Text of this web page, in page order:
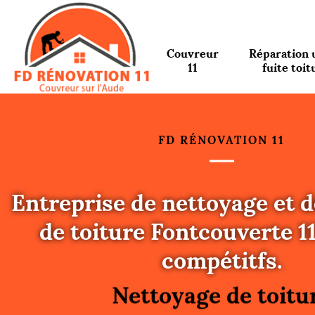
Couvreur
11
Réparation
fuite
FD RÉNOVATION 11
Entreprise de nettoyage et
de toiture Fontcouverte
compétitfs.
Urgence fuite
Changement de
Nettoyage de